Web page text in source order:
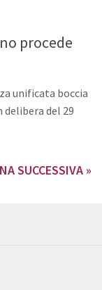
procede
unificata boccia
delibera del 29
SUCCESSIVA »